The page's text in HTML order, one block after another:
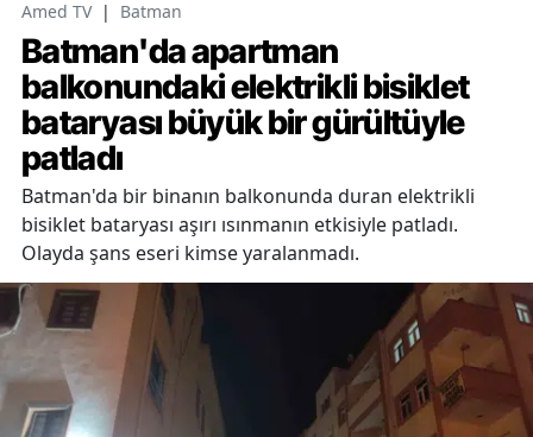
Amed TV | Batman
Batman'da apartman
balkonundaki elektrikli bisiklet
bataryası büyük bir gürültüyle
patladı
Batman'da bir binanın balkonunda duran elektrikli
bisiklet bataryası aşırı ısınmanın etkisiyle patladı.
Olayda şans eseri kimse yaralanmadı.